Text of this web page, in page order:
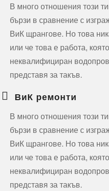
В много отношения този
бързи в сравнение с
ВиК щрангове. Но това
или че това е работа,
неквалифициран
представя за такъв.
ВиК ремонти
В много отношения този
бързи в сравнение с
ВиК щрангове. Но това
или че това е работа,
неквалифициран
представя за такъв.